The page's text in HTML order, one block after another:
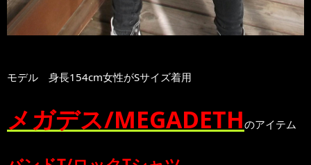
モデル 身長154cm女性がSサイズ着用
メガデス/MEGADETHのアイテム